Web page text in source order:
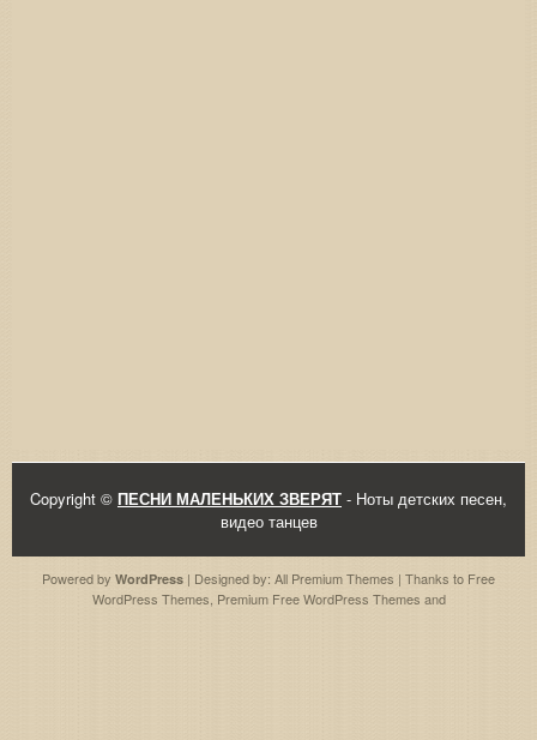
Copyright © ПЕСНИ МАЛЕНЬКИХ ЗВЕРЯТ - Ноты детских песен,
видео танцев
Powered by WordPress | Designed by: All Premium Themes | Thanks to Free
WordPress Themes, Premium Free WordPress Themes and